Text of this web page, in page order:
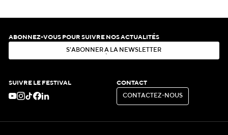
ABONNEZ-VOUS POUR SUIVRE NOS ACTUALITÉS
S'ABON N ER À LA N EWSLE ER
SUIVRE LE FESTIVAL CONTACT
CON ACT EZ-N OUS
CONTACTEZ-NOUS